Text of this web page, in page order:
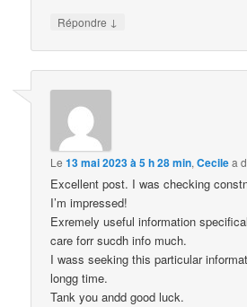
Répondre ↓
Le13 mai 2023 à 5 h 28 min,Cecilea
Excellent post. I was checking
I’m impressed!
Exremely useful information
care forr sucdh info much.
I wass seeking this particular
longg time.
Tank you andd good luck.